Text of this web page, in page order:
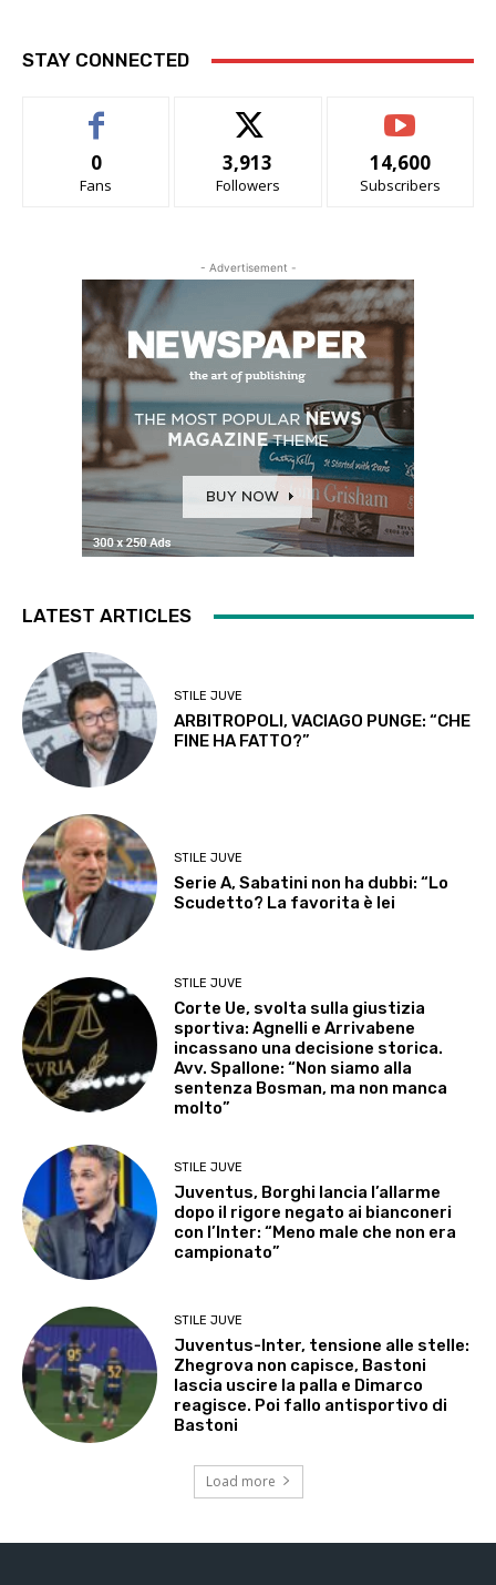
STAY CONNECTED
0
Fans
3,913
Followers
14,600
Subscribers
- Advertisement -
LATEST ARTICLES
STILE JUVE
ARBITROPOLI, VACIAGO PUNGE: “CHE
FINE HA FATTO?”
STILE JUVE
Serie A, Sabatini non ha dubbi: “Lo
Scudetto? La favorita è lei
STILE JUVE
Corte Ue, svolta sulla giustizia
sportiva: Agnelli e Arrivabene
incassano una decisione storica.
Avv. Spallone: “Non siamo alla
sentenza Bosman, ma non manca
molto”
STILE JUVE
Juventus, Borghi lancia l’allarme
dopo il rigore negato ai bianconeri
con l’Inter: “Meno male che non era
campionato”
STILE JUVE
Juventus-Inter, tensione alle stelle:
Zhegrova non capisce, Bastoni
lascia uscire la palla e Dimarco
reagisce. Poi fallo antisportivo di
Bastoni
Load more